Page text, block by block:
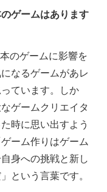
ゲームはあります
のゲームに影響を
なるゲームがあレ
ています。しか
ゲームクリエイタ
時に思い出すよう
ーム作りはゲーム
身への挑戦と新し
という言葉です。